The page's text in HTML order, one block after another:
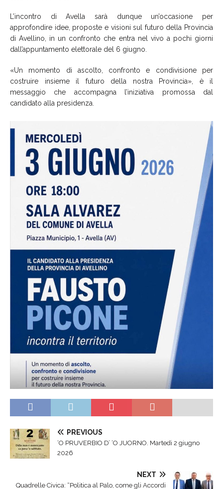
L’incontro di Avella sarà dunque un’occasione per
approfondire idee, proposte e visioni sul futuro della Provincia
di Avellino, in un confronto che entra nel vivo a pochi giorni
dall’appuntamento elettorale del 6 giugno.
«Un momento di ascolto, confronto e condivisione per
costruire insieme il futuro della nostra Provincia», è il
messaggio che accompagna l’iniziativa promossa dal
candidato alla presidenza.
PREVIOUS
‘O PRUVERBIO D’ ‘O JUORNO. Martedi 2 giugno
2026
NEXT
Quadrelle Civica: “Politica al Palo, come gli Accordi